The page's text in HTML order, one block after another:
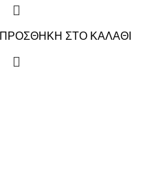
ΠΡΟΣΘΗΚΗ ΣΤΟ ΚΑΛΑΘΙ